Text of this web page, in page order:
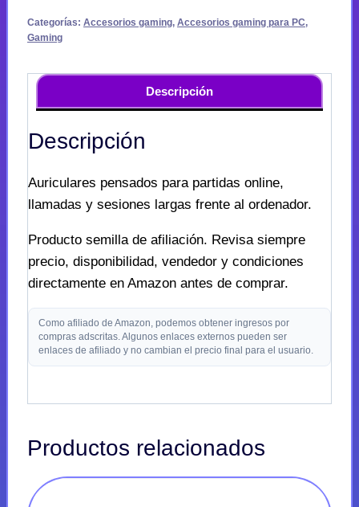
Categorías: Accesorios gaming, Accesorios gaming para PC,
Gaming
Descripción
Descripción
Auriculares pensados para partidas online,
llamadas y sesiones largas frente al ordenador.
Producto semilla de afiliación. Revisa siempre
precio, disponibilidad, vendedor y condiciones
directamente en Amazon antes de comprar.
Como afiliado de Amazon, podemos obtener ingresos por
compras adscritas. Algunos enlaces externos pueden ser
enlaces de afiliado y no cambian el precio final para el usuario.
Productos relacionados